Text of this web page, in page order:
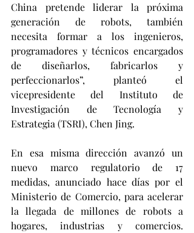
China pretende liderar la próxima
generación de robots, también
necesita formar a los ingenieros,
programadores y técnicos encargados
de diseñarlos, fabricarlos y
perfeccionarlos”, planteó el
vicepresidente del Instituto de
Investigación de Tecnología y
Estrategia (TSRI), Chen Jing.
En esa misma dirección avanzó un
nuevo marco regulatorio de 17
medidas, anunciado hace días por el
Ministerio de Comercio, para acelerar
la llegada de millones de robots a
hogares, industrias y comercios.